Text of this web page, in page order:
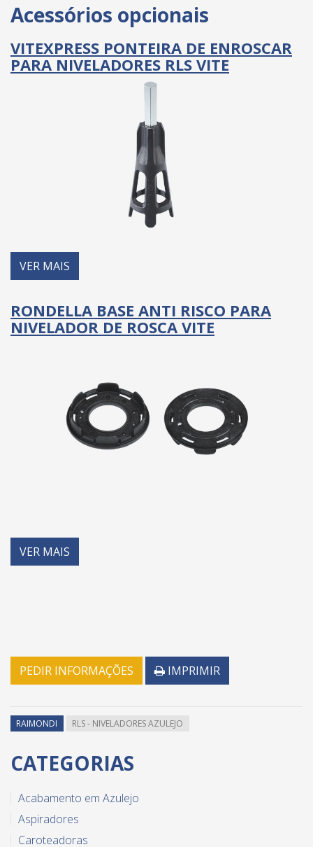
Acessórios opcionais
VITEXPRESS PONTEIRA DE ENROSCAR
PARA NIVELADORES RLS VITE
VER MAIS
RONDELLA BASE ANTI RISCO PARA
NIVELADOR DE ROSCA VITE
VER MAIS
PEDIR INFORMAÇÕES IMPRIMIR
RAIMONDI RLS - NIVELADORES AZULEJO
CATEGORIAS
Acabamento em Azulejo
Aspiradores
Caroteadoras